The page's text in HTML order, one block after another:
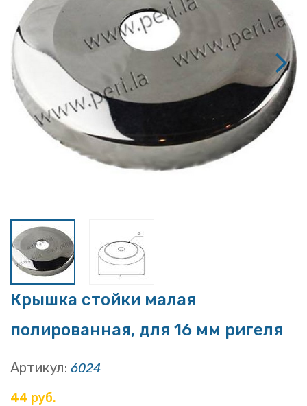
Крышка стойки малая
полированная, для 16 мм ригеля
Артикул: 6024
44 руб.